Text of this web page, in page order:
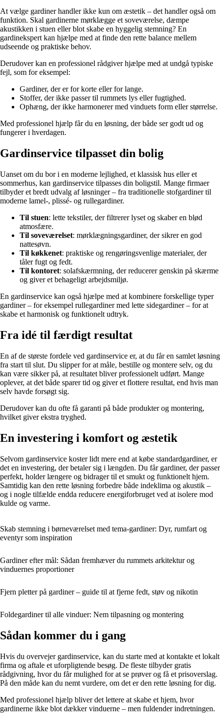
At vælge gardiner handler ikke kun om æstetik – det handler også om
funktion. Skal gardinerne mørklægge et soveværelse, dæmpe
akustikken i stuen eller blot skabe en hyggelig stemning? En
gardinekspert kan hjælpe med at finde den rette balance mellem
udseende og praktiske behov.
Derudover kan en professionel rådgiver hjælpe med at undgå typiske
fejl, som for eksempel:
Gardiner, der er for korte eller for lange.
Stoffer, der ikke passer til rummets lys eller fugtighed.
Ophæng, der ikke harmonerer med vinduets form eller størrelse.
Med professionel hjælp får du en løsning, der både ser godt ud og
fungerer i hverdagen.
Gardinservice tilpasset din bolig
Uanset om du bor i en moderne lejlighed, et klassisk hus eller et
sommerhus, kan gardinservice tilpasses din boligstil. Mange firmaer
tilbyder et bredt udvalg af løsninger – fra traditionelle stofgardiner til
moderne lamel-, plissé- og rullegardiner.
Til stuen: lette tekstiler, der filtrerer lyset og skaber en blød
atmosfære.
Til soveværelset: mørklægningsgardiner, der sikrer en god
nattesøvn.
Til køkkenet: praktiske og rengøringsvenlige materialer, der
tåler fugt og fedt.
Til kontoret: solafskærmning, der reducerer genskin på skærme
og giver et behageligt arbejdsmiljø.
En gardinservice kan også hjælpe med at kombinere forskellige typer
gardiner – for eksempel rullegardiner med lette sidegardiner – for at
skabe et harmonisk og funktionelt udtryk.
Fra idé til færdigt resultat
En af de største fordele ved gardinservice er, at du får en samlet løsning
fra start til slut. Du slipper for at måle, bestille og montere selv, og du
kan være sikker på, at resultatet bliver professionelt udført. Mange
oplever, at det både sparer tid og giver et flottere resultat, end hvis man
selv havde forsøgt sig.
Derudover kan du ofte få garanti på både produkter og montering,
hvilket giver ekstra tryghed.
En investering i komfort og æstetik
Selvom gardinservice koster lidt mere end at købe standardgardiner, er
det en investering, der betaler sig i længden. Du får gardiner, der passer
perfekt, holder længere og bidrager til et smukt og funktionelt hjem.
Samtidig kan den rette løsning forbedre både indeklima og akustik –
og i nogle tilfælde endda reducere energiforbruget ved at isolere mod
kulde og varme.
Skab stemning i børneværelset med tema-gardiner: Dyr, rumfart og
eventyr som inspiration
Gardiner efter mål: Sådan fremhæver du rummets arkitektur og
vinduernes proportioner
Fjern pletter på gardiner – guide til at fjerne fedt, støv og nikotin
Foldegardiner til alle vinduer: Nem tilpasning og montering
Sådan kommer du i gang
Hvis du overvejer gardinservice, kan du starte med at kontakte et lokalt
firma og aftale et uforpligtende besøg. De fleste tilbyder gratis
rådgivning, hvor du får mulighed for at se prøver og få et prisoverslag.
På den måde kan du nemt vurdere, om det er den rette løsning for dig.
Med professionel hjælp bliver det lettere at skabe et hjem, hvor
gardinerne ikke blot dækker vinduerne – men fuldender indretningen.